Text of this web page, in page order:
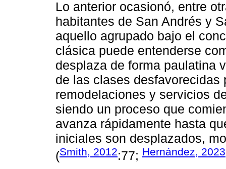
Lo anterior ocasionó, entre
habitantes de San Andrés y
aquello agrupado bajo el
clásica puede entenderse
desplaza de forma paulatina
de las clases
remodelaciones y servicios
siendo un proceso que
avanza rápidamente hasta
iniciales son desplazados,
(Smith, 2012:77; Hernández, 2023